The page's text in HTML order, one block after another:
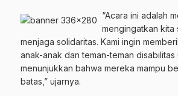
“Acara ini adalah
mengingatkan kita
menjaga solidaritas. Kami ingin
anak-anak dan teman-teman disabilitas
menunjukkan bahwa mereka mampu
batas,” ujarnya.